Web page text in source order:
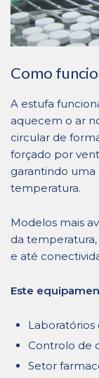
Como
A estufa
aquecem o ar
circular de
forçado por
garantindo
temperatura.
Modelos mais
da
e até
Este
Laboratórios
Controlo de
Setor